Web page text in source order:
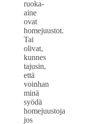
ruoka-
aine
ovat
homejuustot.
Tai
olivat,
kunnes
tajusin,
että
voinhan
minä
syödä
homejuustoja
jos